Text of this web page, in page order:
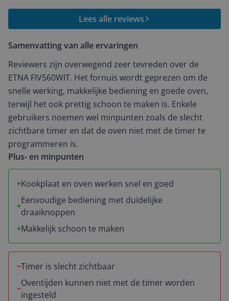
heeft wel tiptoetsen. Ook 3 jaar extra garantie voor
niks erbij. Het fornuis bevalt prima. Alles gaat heel snel
en zo makkelijk om schoon te maken. Goede keuze.
Lees alle reviews
Samenvatting van alle ervaringen
Reviewers zijn overwegend zeer tevreden over de
ETNA FIV560WIT. Het fornuis wordt geprezen om de
snelle werking, makkelijke bediening en goede oven,
terwijl het ook prettig schoon te maken is. Enkele
gebruikers noemen wel minpunten zoals de slecht
zichtbare timer en dat de oven niet met de timer te
programmeren is.
Plus- en minpunten
Kookplaat en oven werken snel en goed
Eenvoudige bediening met duidelijke
draaiknoppen
Makkelijk schoon te maken
Timer is slecht zichtbaar
Oventijden kunnen niet met de timer worden
ingesteld